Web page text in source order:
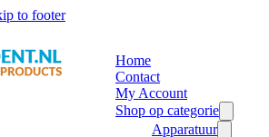
to footer
Home
Contact
My Account
Shop op categorie
Apparatuur